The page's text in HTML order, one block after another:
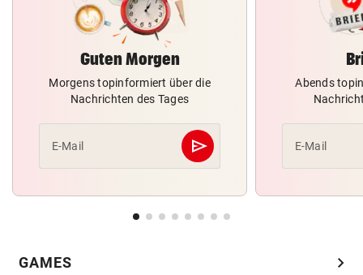
Guten Morgen
Morgens topinformiert über die
Nachrichten des Tages
E-Mail send
Abschicken
Abends
E-Mail
GAMES chevron_right